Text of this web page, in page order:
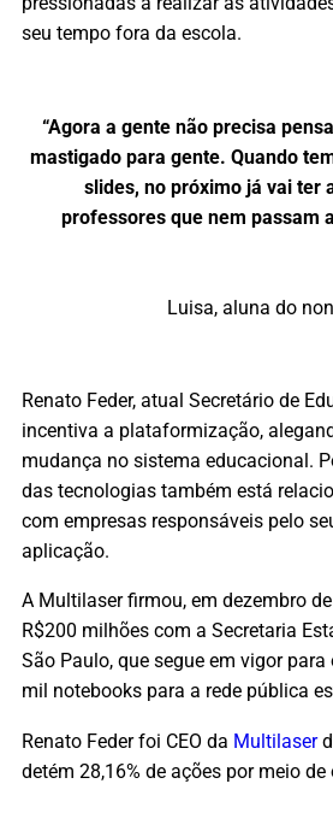
seu tempo fora da escola.
“Agora a gente não precisa
mastigado para gente. Quando
slides, no próximo já vai ter
professores que nem passam
Luisa, aluna do
Renato Feder, atual Secretário de
incentiva a plataformização,
mudança no sistema educacional.
das tecnologias também está
com empresas responsáveis pelo
aplicação.
A Multilaserfirmou, em dezembro
R$200 milhões com a Secretaria
São Paulo, que segue em vigor
mil notebooks para a rede pública
Renato Feder foi CEO da Multilaser
detém 28,16% de ações por meio de